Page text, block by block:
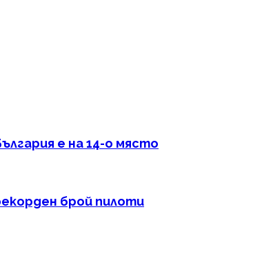
е на 14-о място
брой пилоти